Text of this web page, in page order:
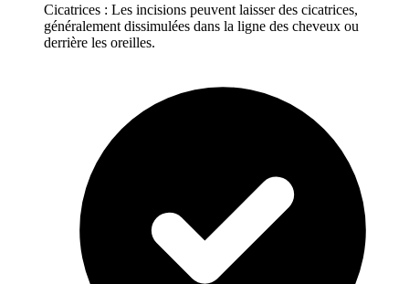
Cicatrices : Les incisions peuvent laisser des cicatrices,
généralement dissimulées dans la ligne des cheveux ou
derrière les oreilles.